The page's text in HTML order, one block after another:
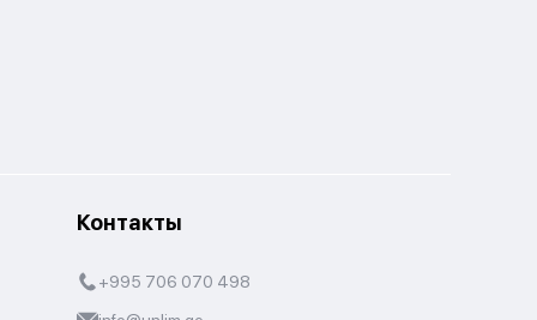
Контакты
+995 706 070 498